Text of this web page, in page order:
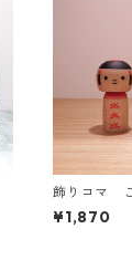
飾りコマ
ズ
¥1,870